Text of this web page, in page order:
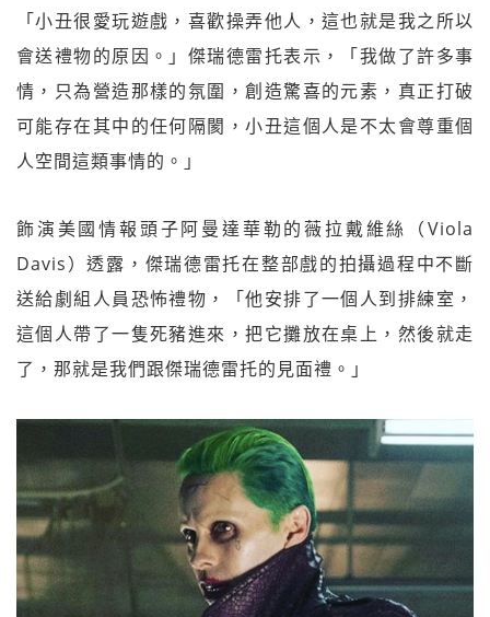
「小丑很愛玩遊戲，喜歡操弄他人，這也就是我之所以
會送禮物的原因。」傑瑞德雷托表示，「我做了許多事
情，只為營造那樣的氛圍，創造驚喜的元素，真正打破
可能存在其中的任何隔閡，小丑這個人是不太會尊重個
人空間這類事情的。」
飾演美國情報頭子阿曼達華勒的薇拉戴維絲（Viola
Davis）透露，傑瑞德雷托在整部戲的拍攝過程中不斷
送給劇組人員恐怖禮物，「他安排了一個人到排練室，
這個人帶了一隻死豬進來，把它攤放在桌上，然後就走
了，那就是我們跟傑瑞德雷托的見面禮。」